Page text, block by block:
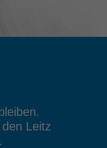
Leitz